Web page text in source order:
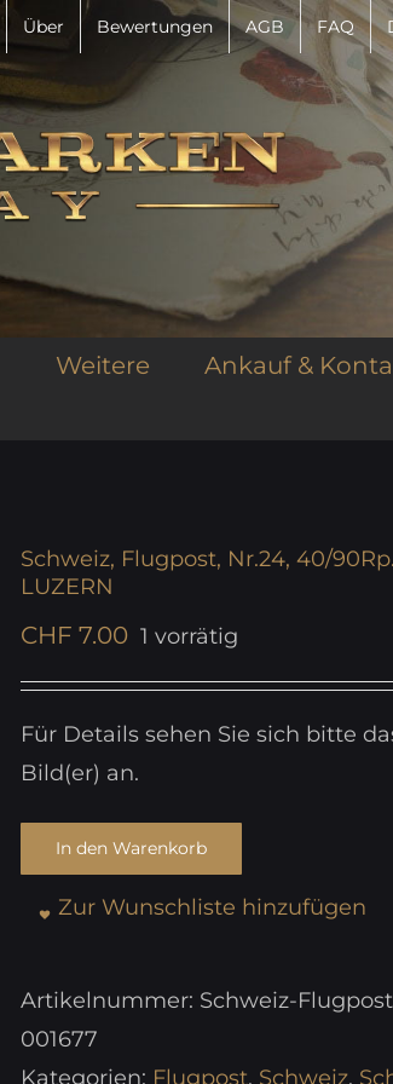
Über Bewertungen AGB FAQ
Weitere Ankauf &
Schweiz, Flugpost, Nr.24, 40/
LUZERN
CHF 7.00 1 vorrätig
Für Details sehen Sie sich bitte
Bild(er) an.
In den Warenkorb
Zur Wunschliste hinzufügen
Artikelnummer: Schweiz-
001677
Kategorien: Flugpost, Schweiz,